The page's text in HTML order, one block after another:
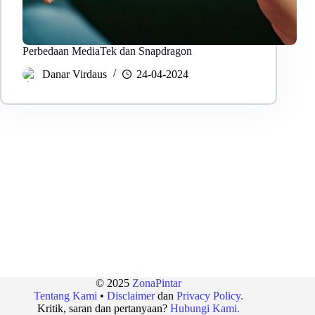
Perbedaan MediaTek dan Snapdragon
Danar Virdaus
24-04-2024
© 2025 ZonaPintar
Tentang Kami •DisclaimerdanPrivacy Policy.
Kritik, saran dan pertanyaan?Hubungi Kami.